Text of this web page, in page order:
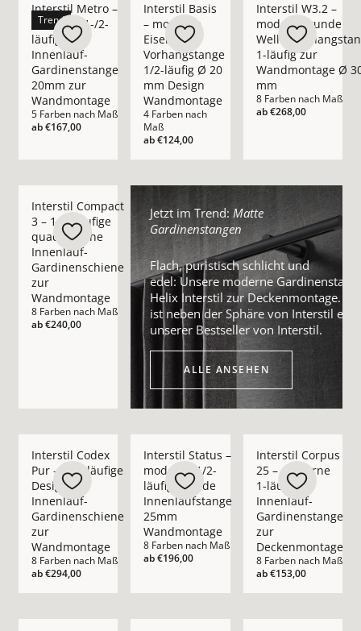
Trend
Interstil Metro –
moderne 1-/2-
läufige
Innenlauf-
Gardinenstange
20mm zur
Wandmontage
5 Farben nach Maß
ab€167,00
Interstil Basis
– moderne
Eisen-
Vorhangstange
1/2-läufig Ø 20
mm Design
Wandmontage
4 Farben nach
Maß
ab€124,00
Interstil W3.2 –
moderne runde
1-läufig zur
Wandmontage Ø
mm
8 Farben nach Maß
ab€268,00
Mehr Details zu Interstil Compact 3 – 1-/2-läufige
Interstil Compact
3 – 1-/2-läufige
quadratische
Innenlauf-
Gardinenschiene
zur
Wandmontage
8 Farben nach Maß
ab€240,00
Jetzt im Trend: Matte
Gardinenstangen
Flach, puristisch schlicht und
edel: Unsere moderne
Helix Interstil zur Deckenmontage. Sie
ist neben der Sphäre von Interstil eine
unserer Bestseller von Interstil.
Alle ansehen
ALLE ANSEHEN
Interstil Codex
Pur – 1-/2-läufige
Design
Innenlauf-
Gardinenschiene
zur
Wandmontage
8 Farben nach Maß
ab€294,00
Interstil Status –
moderne 1/2-
läufige runde
Innenlaufstange
25mm
Wandmontage
8 Farben nach Maß
ab€196,00
Interstil Corpus
25 – moderne
1-läufige
Innenlauf-
Gardinenstange
zur
Deckenmontage
8 Farben nach Maß
ab€153,00